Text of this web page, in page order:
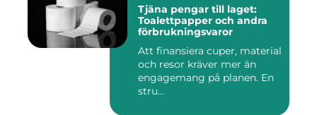
Tjäna pengar till laget:
Toalettpapper och andra
förbrukningsvaror
Att finansiera cuper, material
och resor kräver mer än
engagemang på planen. En
stru...